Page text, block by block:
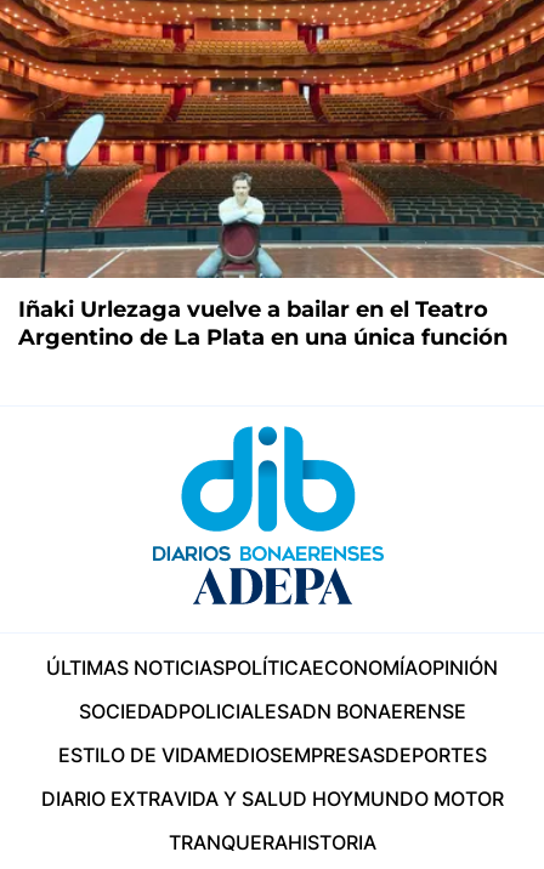
Iñaki Urlezaga vuelve a bailar en el Teatro
Argentino de La Plata en una única función
ÚLTIMAS NOTICIASPOLÍTICAECONOMÍAOPINIÓN
SOCIEDADPOLICIALESADN BONAERENSE
ESTILO DE VIDAMEDIOSEMPRESASDEPORTES
DIARIO EXTRAVIDA Y SALUD HOYMUNDO MOTOR
TRANQUERAHISTORIA